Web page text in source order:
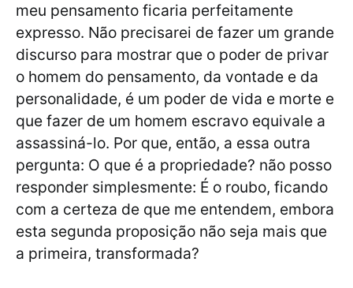
meu pensamento ficaria perfeitamente
expresso. Não precisarei de fazer um grande
discurso para mostrar que o poder de privar
o homem do pensamento, da vontade e da
personalidade, é um poder de vida e morte e
que fazer de um homem escravo equivale a
assassiná-lo. Por que, então, a essa outra
pergunta: O que é a propriedade? não posso
responder simplesmente: É o roubo, ficando
com a certeza de que me entendem, embora
esta segunda proposição não seja mais que
a primeira, transformada?